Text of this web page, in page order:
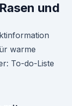
und
warme
To-do-Liste